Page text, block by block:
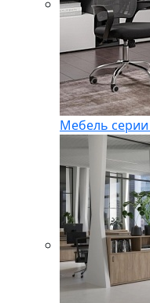
Мебель